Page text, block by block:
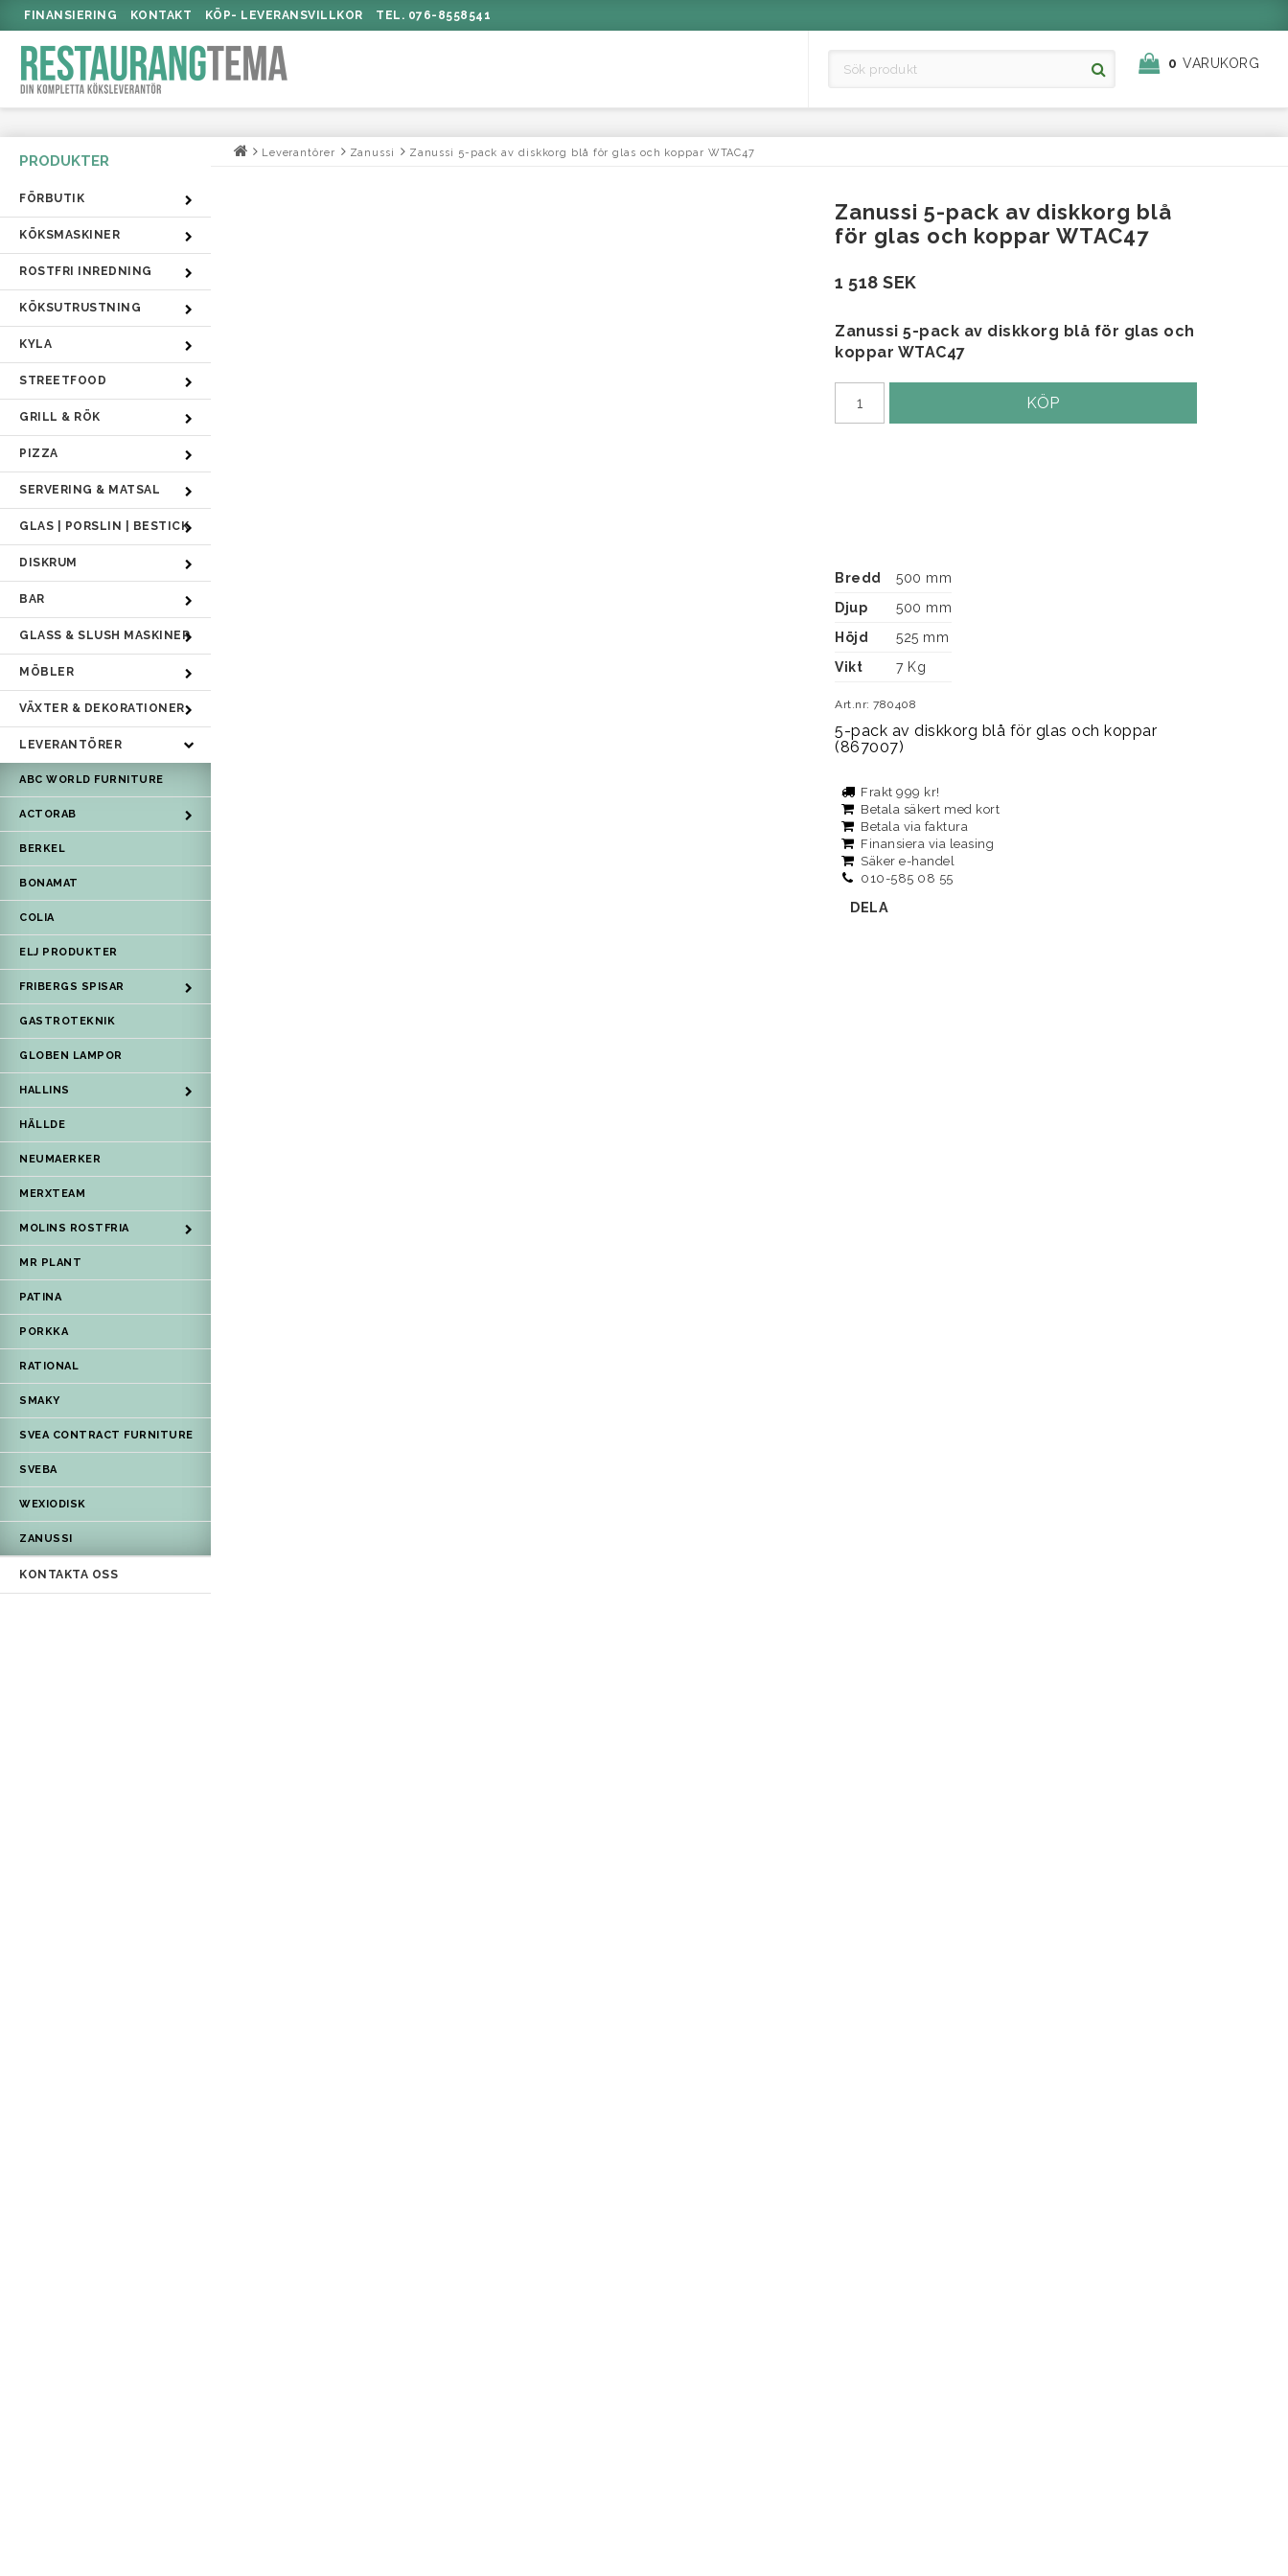
FINANSIERING KONTAKT KÖP- LEVERANSVILLKOR TEL. 076-8558541
0 VARUKORG
FÖRBUTIK
KÖKSMASKINER
ROSTFRI INREDNING
KÖKSUTRUSTNING
KYLA
STREETFOOD
GRILL & RÖK
PIZZA
SERVERING & MATSAL
GLAS | PORSLIN | BESTICK
DISKRUM
BAR
GLASS & SLUSH MASKINER
MÖBLER
VÄXTER & DEKORATIONER
LEVERANTÖRER
ABC WORLD FURNITURE
ACTORAB
BERKEL
BONAMAT
COLIA
ELJ PRODUKTER
FRIBERGS SPISAR
GASTROTEKNIK
GLOBEN LAMPOR
HALLINS
HÄLLDE
NEUMAERKER
MERXTEAM
MOLINS ROSTFRIA
MR PLANT
PATINA
PORKKA
RATIONAL
SMAKY
SVEA CONTRACT FURNITURE
SVEBA
WEXIODISK
ZANUSSI
KONTAKTA OSS
Leverantörer Zanussi Zanussi 5-pack av diskkorg blå för glas och koppar WTAC47
Zanussi 5-pack av diskkorg blå
för glas och koppar WTAC47
1 518 SEK
Zanussi 5-pack av diskkorg blå för glas och
koppar WTAC47
KÖP
Bredd
500 mm
Djup
500 mm
Höjd
525 mm
Vikt
7 Kg
Art.nr: 780408
5-pack av diskkorg blå för glas och koppar
(867007)
Frakt 999 kr!
Betala säkert med kort
Betala via faktura
Finansiera via leasing
Säker e-handel
010-585 08 55
DELA